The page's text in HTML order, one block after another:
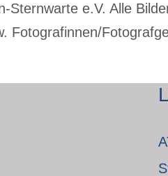
e.V. Alle
Fotografinnen/